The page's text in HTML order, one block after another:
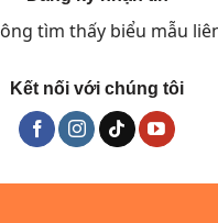
tìm thấy biểu mẫu
Kết nối với chúng tôi